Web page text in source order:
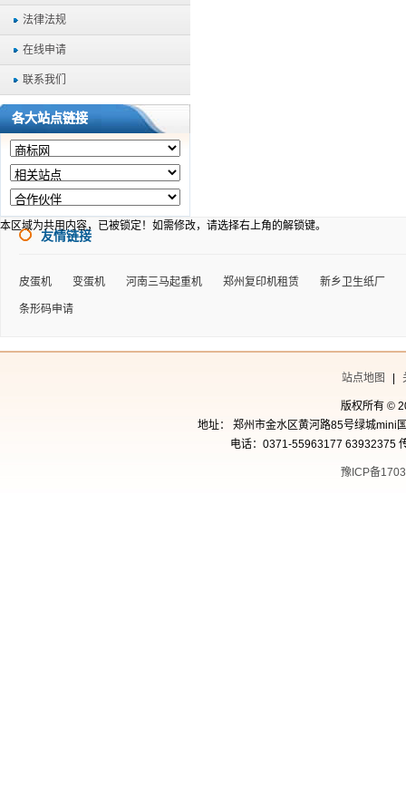
法律法规
在线申请
联系我们
各大站点链接
友情链接
皮蛋机 变蛋机 河南三马起重机 郑州复印机租赁 新乡卫生纸厂
条形码申请
站点地图
版权所有 ©
地址： 郑州市金水区黄河路85号绿城mini
电话：0371-55963177 63932375
豫ICP备
本区域为共用内容，已被锁定！如需修改，请选择右上角的解锁键。